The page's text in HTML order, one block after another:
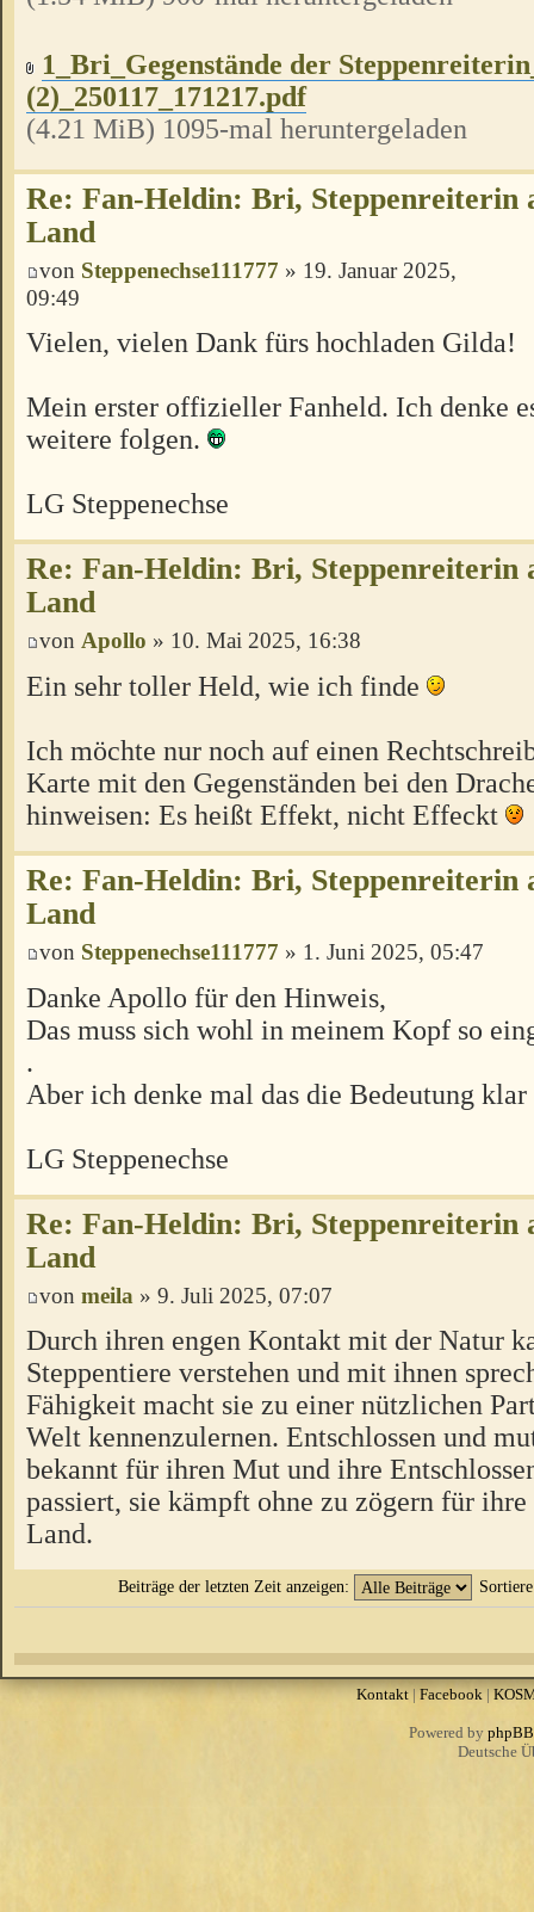
1_Bri_Gegenstände der
(2)_250117_171217.pdf
(4.21 MiB) 1095-mal heruntergeladen
Re: Fan-Heldin: Bri, Steppenreiterin
Land
von Steppenechse111777 » 19. Januar 2025,
09:49
Vielen, vielen Dank fürs hochladen Gilda!
Mein erster offizieller Fanheld. Ich denke
weitere folgen.
LG Steppenechse
Re: Fan-Heldin: Bri, Steppenreiterin
Land
von Apollo » 10. Mai 2025, 16:38
Ein sehr toller Held, wie ich finde
Ich möchte nur noch auf einen
Karte mit den Gegenständen bei den
hinweisen: Es heißt Effekt, nicht Effeckt
Re: Fan-Heldin: Bri, Steppenreiterin
Land
von Steppenechse111777 » 1. Juni 2025, 05:47
Danke Apollo für den Hinweis,
Das muss sich wohl in meinem Kopf so
.
Aber ich denke mal das die Bedeutung
LG Steppenechse
Re: Fan-Heldin: Bri, Steppenreiterin
Land
von meila » 9. Juli 2025, 07:07
Durch ihren engen Kontakt mit der Natur
Steppentiere verstehen und mit ihnen
Fähigkeit macht sie zu einer nützlichen
Welt kennenzulernen. Entschlossen und
bekannt für ihren Mut und ihre
passiert, sie kämpft ohne zu zögern für
Land.
Beiträge der letzten Zeit anzeigen:
Kontakt|Facebook|
Powered by phpBB
Deutsche